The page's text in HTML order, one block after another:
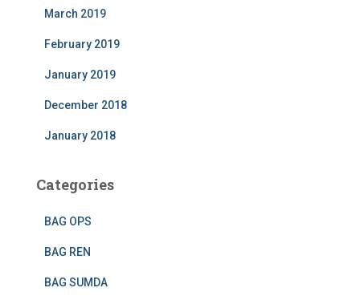
March 2019
February 2019
January 2019
December 2018
January 2018
Categories
BAG OPS
BAG REN
BAG SUMDA